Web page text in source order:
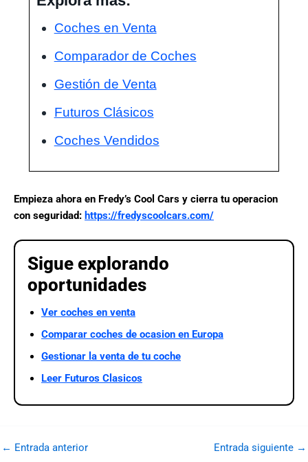
Coches en Venta
Comparador de Coches
Gestión de Venta
Futuros Clásicos
Coches Vendidos
Empieza ahora en Fredy’s Cool Cars y cierra tu operacion
con seguridad: https://fredyscoolcars.com/
Sigue explorando
oportunidades
Ver coches en venta
Comparar coches de ocasion en Europa
Gestionar la venta de tu coche
Leer Futuros Clasicos
← Entrada anterior Entrada siguiente →